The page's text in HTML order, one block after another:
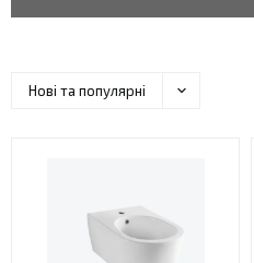
Нові та популярні